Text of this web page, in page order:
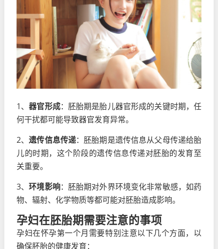
1、器官形成：胚胎期是胎儿器官形成的关键时期，任
何干扰都可能导致器官发育异常。
2、遗传信息传递：胚胎期是遗传信息从父母传递给胎
儿的时期，这个阶段的遗传信息传递对胚胎的发育至
关重要。
3、环境影响：胚胎期对外界环境变化非常敏感，如药
物、辐射、化学物质等都可能对胚胎造成影响。
孕妇在胚胎期需要注意的事项
孕妇在怀孕第一个月需要特别注意以下几个方面，以
确保胚胎的健康发育：